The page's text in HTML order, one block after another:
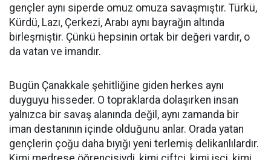
gençler aynı siperde omuz omuza savaşmıştır. Türkü,
Kürdü, Lazı, Çerkezi, Arabı aynı bayrağın altında
birleşmiştir. Çünkü hepsinin ortak bir değeri vardır, o
da vatan ve imandır.
Bugün Çanakkale şehitliğine giden herkes aynı
duyguyu hisseder. O topraklarda dolaşırken insan
yalnızca bir savaş alanında değil, aynı zamanda bir
iman destanının içinde olduğunu anlar. Orada yatan
gençlerin çoğu daha bıyığı yeni terlemiş delikanlılardır.